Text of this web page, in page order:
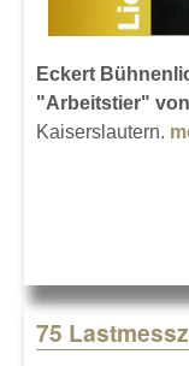
Eckert
"Arbeitstier"
Kaiserslautern.
75